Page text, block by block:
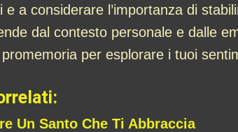
e a considerare l’importanza di
dal contesto personale e dalle
per esplorare i tuoi
Un Santo Che Ti Abbraccia